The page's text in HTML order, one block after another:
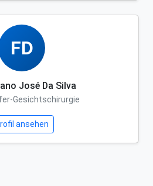
FD
José Da Silva
Gesichtschirurgie
ansehen